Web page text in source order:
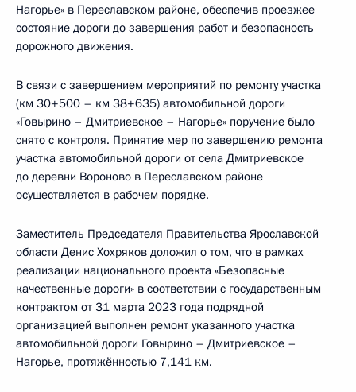
Нагорье» в Переславском районе, обеспечив проезжее
состояние дороги до завершения работ и безопасность
дорожного движения.
В связи с завершением мероприятий по ремонту участка
(км 30+500 – км 38+635) автомобильной дороги
«Говырино – Дмитриевское – Нагорье» поручение было
снято с контроля. Принятие мер по завершению ремонта
участка автомобильной дороги от села Дмитриевское
до деревни Вороново в Переславском районе
осуществляется в рабочем порядке.
Заместитель Председателя Правительства Ярославской
области Денис Хохряков доложил о том, что в рамках
реализации национального проекта «Безопасные
качественные дороги» в соответствии с государственным
контрактом от 31 марта 2023 года подрядной
организацией выполнен ремонт указанного участка
автомобильной дороги Говырино – Дмитриевское –
Нагорье, протяжённостью 7,141 км.